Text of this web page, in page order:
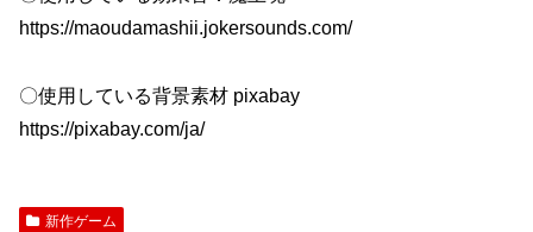
https://maoudamashii.jokersounds.com/
〇使用している背景素材 pixabay
https://pixabay.com/ja/
新作ゲーム